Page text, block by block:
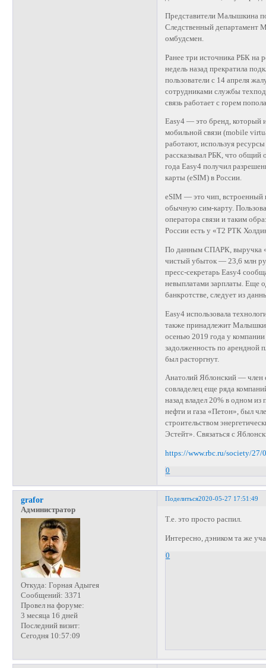
Представители Малышкина
Следственный департамент
омбудсмен.
Ранее три источника РБК на
недель назад прекратила
пользователи с 14 апреля
сотрудниками службы
связь работает с горем
Easy4 — это бренд, который
мобильной связи (mobile
работают, используя
рассказывал РБК, что общий
года Easy4 получил
карты (eSIM) в России.
eSIM — это чип, встроенный
обычную сим-карту.
оператора связи и таким
России есть у «Т2 РТК
По данным СПАРК, выручка
чистый убыток — 23,6 млн
пресс-секретарь Easy4
невыплатами зарплаты. Еще
банкротстве, следует из
Easy4 использовала
также принадлежит
осенью 2019 года у
задолженность по арендной
был расторгнут.
Анатолий Яблонский — член
совладелец еще ряда
назад владел 20% в одном из
нефти и газа «Петон», был
строительством
Эстейт». Связаться с
https://www.rbc.ru/society/
0
Поделиться2020-05-27 17:51:49
grafor
Администратор
Откуда: Горная Адыгея
Сообщений: 3371
Провел на форуме:
3 месяца 16 дней
Последний визит:
Сегодня 10:57:09
Т.е. это просто распил.
Интересно, дэником та же
0